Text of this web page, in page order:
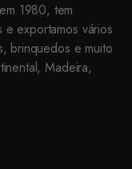
1980, tem
exportamos vários
brinquedos e muito
Madeira,